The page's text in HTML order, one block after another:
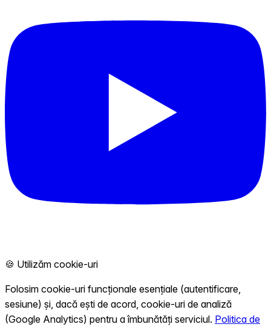
🍪 Utilizăm cookie-uri
Folosim cookie-uri funcționale esențiale (autentificare,
sesiune) și, dacă ești de acord, cookie-uri de analiză
(Google Analytics) pentru a îmbunătăți serviciul. Politica de